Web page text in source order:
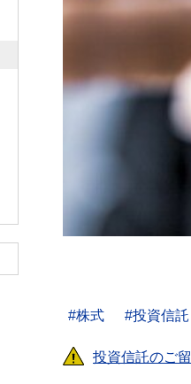
株式
投資信託
投資信託のご